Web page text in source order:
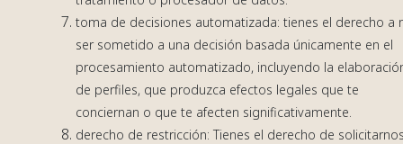
toma de decisiones automatizada: tienes el derecho a
ser sometido a una decisión basada únicamente en el
procesamiento automatizado, incluyendo la
de perfiles, que produzca efectos legales que te
conciernan o que te afecten significativamente.
derecho de restricción: Tienes el derecho de